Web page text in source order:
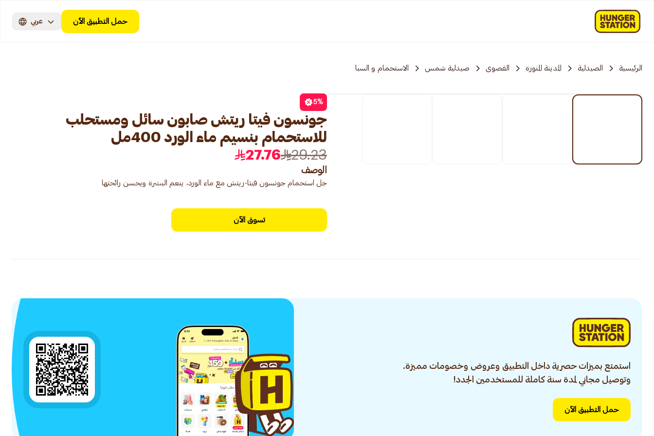
حمل التطبيق الآن عربي
الرئيسية الصيدلية المدينة المنورة القصوی صيدلية شمس الاستحمام و السبا
5%
جونسون فيتا ريتش صابون سائل ومستحلب
للاستحمام بنسيم ماء الورد 400مل
29.23
27.76
الوصف
جل استحمام جونسون فيتا-ريتش مع ماء الورد، ينعم البشرة ويحسن رائحتها
تسوق الآن
استمتع بميزات حصرية داخل التطبيق وعروض وخصومات مميزة.
وتوصيل مجاني لمدة سنة كاملة للمستخدمين الجدد!
حمل التطبيق الآن